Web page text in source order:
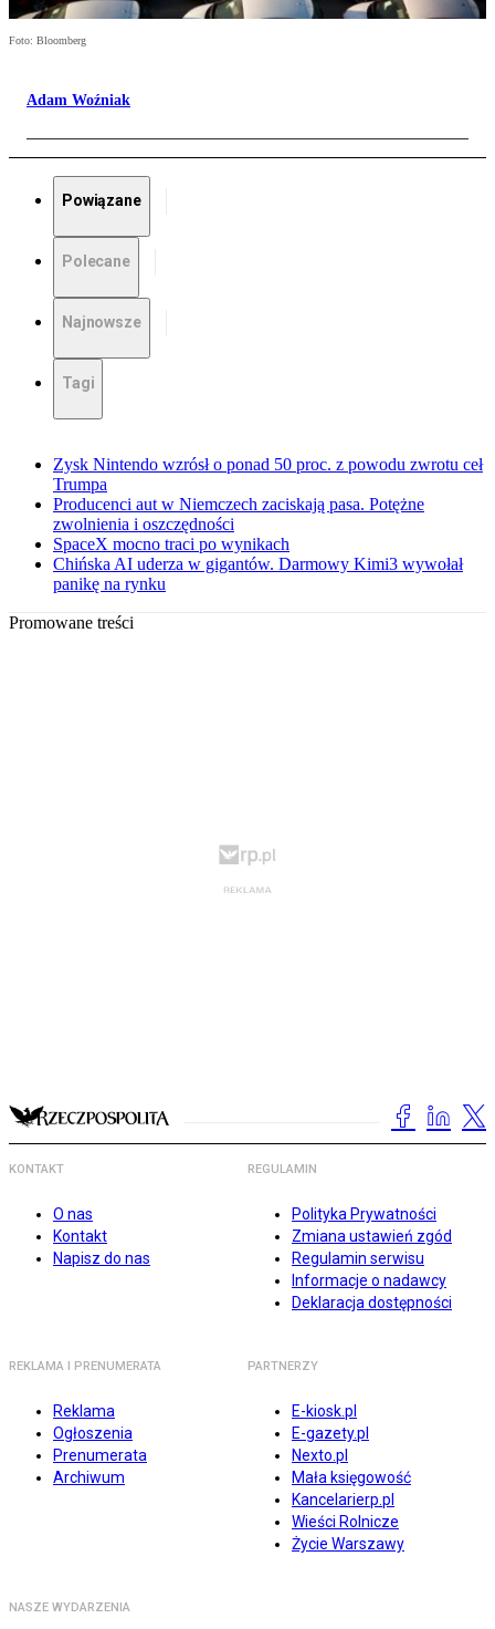
Foto: Bloomberg
Adam Woźniak
Powiązane
Polecane
Najnowsze
Tagi
Zysk Nintendo wzrósł o ponad 50 proc. z powodu zwrotu ceł
Trumpa
Producenci aut w Niemczech zaciskają pasa. Potężne
zwolnienia i oszczędności
SpaceX mocno traci po wynikach
Chińska AI uderza w gigantów. Darmowy Kimi3 wywołał
panikę na rynku
Promowane treści
KONTAKT
O nas
Kontakt
Napisz do nas
REGULAMIN
Polityka Prywatności
Zmiana ustawień zgód
Regulamin serwisu
Informacje o nadawcy
Deklaracja dostępności
REKLAMA I PRENUMERATA
Reklama
Ogłoszenia
Prenumerata
Archiwum
PARTNERZY
E-kiosk.pl
E-gazety.pl
Nexto.pl
Mała księgowość
Kancelarierp.pl
Wieści Rolnicze
Życie Warszawy
NASZE WYDARZENIA